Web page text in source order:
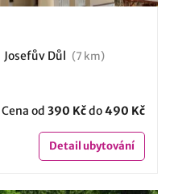
Josefův Důl (7 km)
Cena od 390 Kčdo490 Kč
Detailubytování